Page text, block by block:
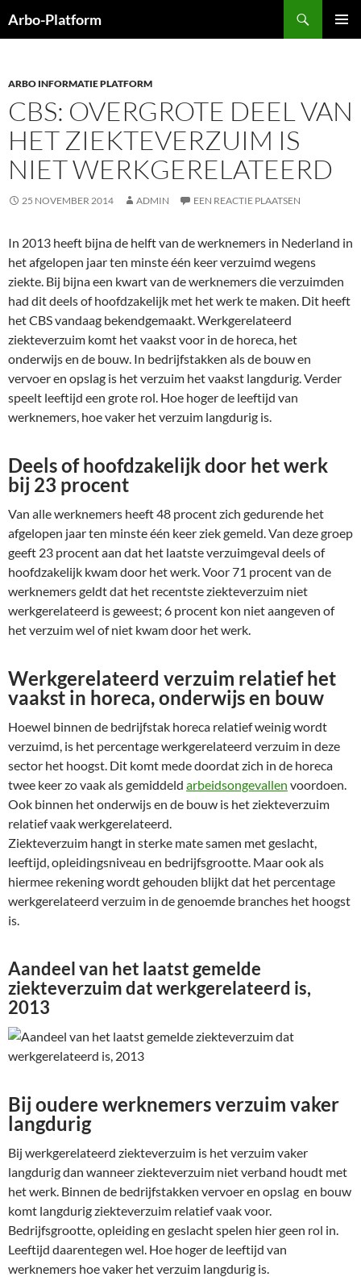
naar
Arbo-Platform
ARBO INFORMATIE PLATFORM
CBS: OVERGROTE DEEL VAN
HET ZIEKTEVERZUIM IS
NIET WERKGERELATEERD
25 NOVEMBER 2014 ADMIN EEN REACTIE PLAATSEN
In 2013 heeft bijna de helft van de werknemers in Nederland in
het afgelopen jaar ten minste één keer verzuimd wegens
ziekte. Bij bijna een kwart van de werknemers die verzuimden
had dit deels of hoofdzakelijk met het werk te maken. Dit heeft
het CBS vandaag bekendgemaakt. Werkgerelateerd
ziekteverzuim komt het vaakst voor in de horeca, het
onderwijs en de bouw. In bedrijfstakken als de bouw en
vervoer en opslag is het verzuim het vaakst langdurig. Verder
speelt leeftijd een grote rol. Hoe hoger de leeftijd van
werknemers, hoe vaker het verzuim langdurig is.
Deels of hoofdzakelijk door het werk
bij 23 procent
Van alle werknemers heeft 48 procent zich gedurende het
afgelopen jaar ten minste één keer ziek gemeld. Van deze groep
geeft 23 procent aan dat het laatste verzuimgeval deels of
hoofdzakelijk kwam door het werk. Voor 71 procent van de
werknemers geldt dat het recentste ziekteverzuim niet
werkgerelateerd is geweest; 6 procent kon niet aangeven of
het verzuim wel of niet kwam door het werk.
Werkgerelateerd verzuim relatief het
vaakst in horeca, onderwijs en bouw
Hoewel binnen de bedrijfstak horeca relatief weinig wordt
verzuimd, is het percentage werkgerelateerd verzuim in deze
sector het hoogst. Dit komt mede doordat zich in de horeca
twee keer zo vaak als gemiddeld arbeidsongevallen voordoen.
Ook binnen het onderwijs en de bouw is het ziekteverzuim
relatief vaak werkgerelateerd.
Ziekteverzuim hangt in sterke mate samen met geslacht,
leeftijd, opleidingsniveau en bedrijfsgrootte. Maar ook als
hiermee rekening wordt gehouden blijkt dat het percentage
werkgerelateerd verzuim in de genoemde branches het hoogst
is.
Aandeel van het laatst gemelde
ziekteverzuim dat werkgerelateerd is,
2013
Bij oudere werknemers verzuim vaker
langdurig
Bij werkgerelateerd ziekteverzuim is het verzuim vaker
langdurig dan wanneer ziekteverzuim niet verband houdt met
het werk. Binnen de bedrijfstakken vervoer en opslag en bouw
komt langdurig ziekteverzuim relatief vaak voor.
Bedrijfsgrootte, opleiding en geslacht spelen hier geen rol in.
Leeftijd daarentegen wel. Hoe hoger de leeftijd van
werknemers hoe vaker het verzuim langdurig is.